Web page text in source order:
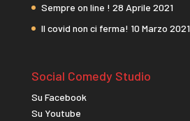
Sempre on line ! 28 Aprile 2021
Il covid non ci ferma! 10 Marzo 2021
Social Comedy Studio
Su Facebook
Su Youtube